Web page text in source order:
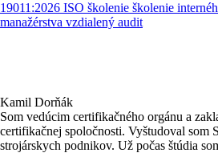
19011:2026 ISO školenie školenie
manažérstva vzdialený audit
Kamil Dorňák
Som vedúcim certifikačného orgánu a
certifikačnej spoločnosti. Vyštudoval som
strojárskych podnikov. Už počas štúdia